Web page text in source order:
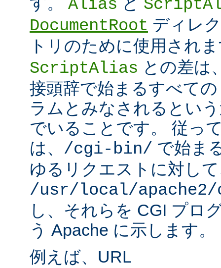
Alias
DocumentRoot ディレ
トリのために使用され
ScriptAlias との差は
接頭辞で始まるすべて
ラムとみなされるとい
でいることです。 従っ
は、 /cgi-bin/ で始ま
ゆるリクエストに対し
/usr/local/
し、それらを CGI プロ
う Apache に示します。
例えば、URL